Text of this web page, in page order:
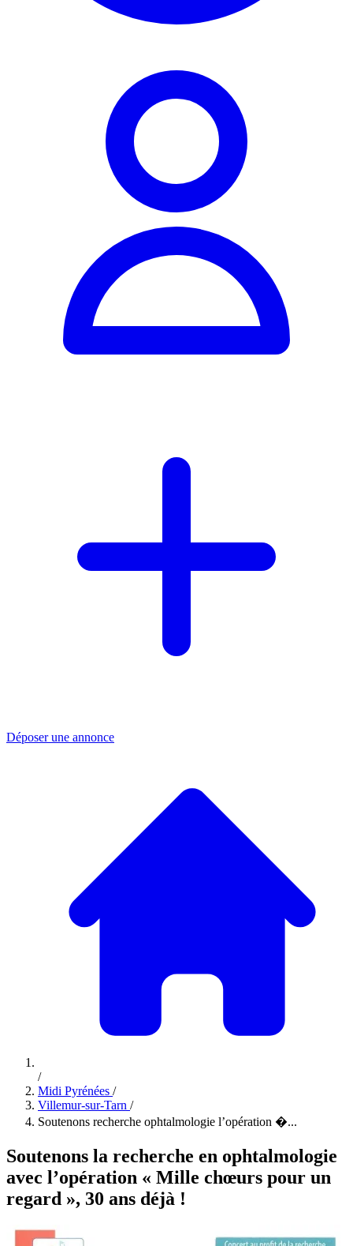
Déposer une annonce
/
Midi Pyrénées /
Villemur-sur-Tarn /
Soutenons recherche ophtalmologie l’opération �...
Soutenons la recherche en ophtalmologie
avec l’opération « Mille chœurs pour un
regard », 30 ans déjà !